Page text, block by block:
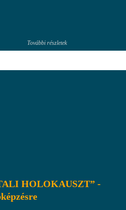
További részletek
HOLOKAUSZT” -